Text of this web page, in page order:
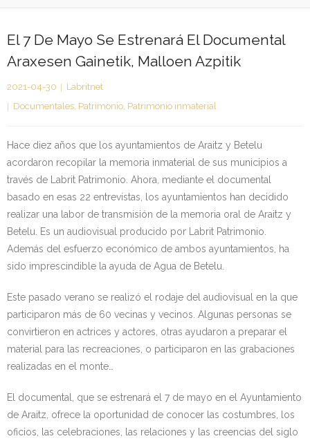
- LABRIT
- Jabetza intelektuala | Propiedad intelectual
El 7 De Mayo Se Estrenará El Documental
Araxesen Gainetik, Malloen Azpitik
2021-04-30
Labritnet
Documentales, Patrimonio, Patrimonio inmaterial
Hace diez años que los ayuntamientos de Araitz y Betelu
acordaron recopilar la memoria inmaterial de sus municipios a
través de Labrit Patrimonio. Ahora, mediante el documental
basado en esas 22 entrevistas, los ayuntamientos han decidido
realizar una labor de transmisión de la memoria oral de Araitz y
Betelu. Es un audiovisual producido por Labrit Patrimonio.
Además del esfuerzo económico de ambos ayuntamientos, ha
sido imprescindible la ayuda de Agua de Betelu.
Este pasado verano se realizó el rodaje del audiovisual en la que
participaron más de 60 vecinas y vecinos. Algunas personas se
convirtieron en actrices y actores, otras ayudaron a preparar el
material para las recreaciones, o participaron en las grabaciones
realizadas en el monte…
El documental, que se estrenará el 7 de mayo en el Ayuntamiento
de Araitz, ofrece la oportunidad de conocer las costumbres, los
oficios, las celebraciones, las relaciones y las creencias del siglo